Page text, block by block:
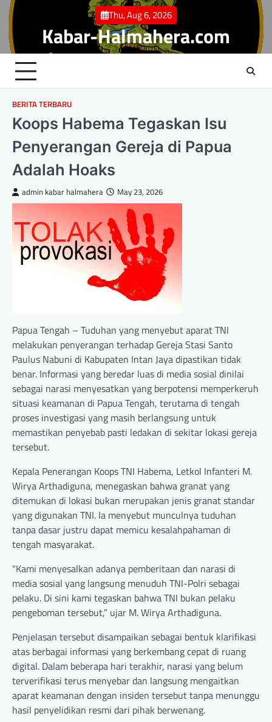
Skip
content
Thu, Aug 6, 2026
Kabar-Halmahera.com
BERITA TERBARU
Koops Habema Tegaskan Isu
Penyerangan Gereja di Papua
Adalah Hoaks
admin kabar halmahera May 23, 2026
Papua Tengah – Tuduhan yang menyebut aparat TNI
melakukan penyerangan terhadap Gereja Stasi Santo
Paulus Nabuni di Kabupaten Intan Jaya dipastikan tidak
benar. Informasi yang beredar luas di media sosial dinilai
sebagai narasi menyesatkan yang berpotensi memperkeruh
situasi keamanan di Papua Tengah, terutama di tengah
proses investigasi yang masih berlangsung untuk
memastikan penyebab pasti ledakan di sekitar lokasi gereja
tersebut.
Kepala Penerangan Koops TNI Habema, Letkol Infanteri M.
Wirya Arthadiguna, menegaskan bahwa granat yang
ditemukan di lokasi bukan merupakan jenis granat standar
yang digunakan TNI. Ia menyebut munculnya tuduhan
tanpa dasar justru dapat memicu kesalahpahaman di
tengah masyarakat.
“Kami menyesalkan adanya pemberitaan dan narasi di
media sosial yang langsung menuduh TNI-Polri sebagai
pelaku. Di sini kami tegaskan bahwa TNI bukan pelaku
pengeboman tersebut,” ujar M. Wirya Arthadiguna.
Penjelasan tersebut disampaikan sebagai bentuk klarifikasi
atas berbagai informasi yang berkembang cepat di ruang
digital. Dalam beberapa hari terakhir, narasi yang belum
terverifikasi terus menyebar dan langsung mengaitkan
aparat keamanan dengan insiden tersebut tanpa menunggu
hasil penyelidikan resmi dari pihak berwenang.